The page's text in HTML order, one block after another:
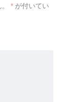
* が付いてい